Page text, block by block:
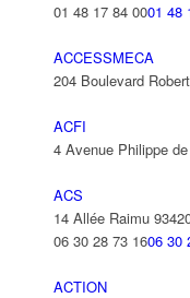
01 48 17 84 0001 48
ACCESSMECA
204 Boulevard
ACFI
4 Avenue Philippe
ACS
14 Allée Raimu
06 30 28 73 1606 30
ACTION